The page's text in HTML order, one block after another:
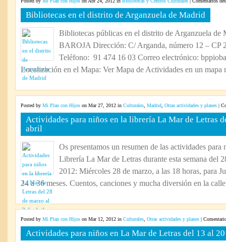
Bibliotecas en el distrito de Arganzuela de Madrid
Bibliotecas públicas en el distrito de Arganzuela
BAROJA Dirección: C/ Arganda, número 12 – CP
Teléfono: 91 474 16 03 Correo electrónico:
Localización en el Mapa: Ver Mapa de Actividades en un mapa
Posted by Mi Plan con Hijos on Mar 27, 2012 in Culturales Madrid Otras actividades y planes |
Actividades para niños en la librería La Mar de Letras
abril
Os presentamos un resumen de las actividades
Librería La Mar de Letras durante esta semana del
2012: Miércoles 28 de marzo, a las 18 horas, para
24 a 36 meses. Cuentos, canciones y mucha diversión en la
Posted by Mi Plan con Hijos on Mar 12, 2012 in Culturales Otras actividades y planes |
Actividades para niños en La Mar de Letras del 13 al